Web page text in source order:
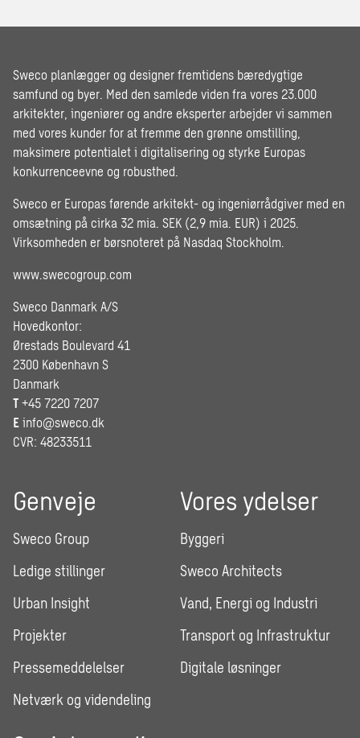
Sweco planlægger og designer fremtidens bæredygtige
samfund og byer. Med den samlede viden fra vores 23.000
arkitekter, ingeniører og andre eksperter arbejder vi sammen
med vores kunder for at fremme den grønne omstilling,
maksimere potentialet i digitalisering og styrke Europas
konkurrenceevne og robusthed.
Sweco er Europas førende arkitekt- og ingeniørrådgiver med en
omsætning på cirka 32 mia. SEK (2,9 mia. EUR) i 2025.
Virksomheden er børsnoteret på Nasdaq Stockholm.
www.swecogroup.com
Sweco Danmark A/S
Hovedkontor:
Ørestads Boulevard 41
2300 København S
Danmark
T +45 7220 7207
E info@sweco.dk
CVR: 48233511
Genveje
Sweco Group
Ledige stillinger
Urban Insight
Projekter
Pressemeddelelser
Netværk og videndeling
Vores ydelser
Byggeri
Sweco Architects
Vand, Energi og Industri
Transport og Infrastruktur
Digitale løsninger